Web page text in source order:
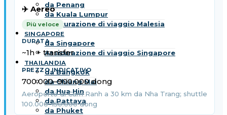
da Penang
da Kuala Lumpur
Assicurazione di viaggio Malesia
SINGAPORE
da Singapore
Assicurazione di viaggio Singapore
THAILANDIA
da Bangkok
da Chiang Mai
da Hua Hin
da Pattaya
da Phuket
✈️ Aereo
Più veloce
~1h + transfer
700.000–900.000 dong
Aeroporto di Cam Ranh a 30 km da Nha Trang; shuttle
100.000–150.000 dong